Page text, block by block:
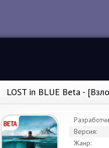
LOST in BLUE Beta -
Версия:
Жанр: